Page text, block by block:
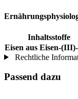
Inhaltsstoffe
Eisen aus Eisen-
Rechtliche
Passend dazu